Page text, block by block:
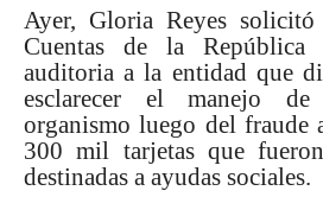
Ayer, Gloria Reyes
Cuentas de la República
auditoria a la entidad que
esclarecer el manejo
organismo luego del fraude
300 mil tarjetas que
destinadas a ayudas sociales.